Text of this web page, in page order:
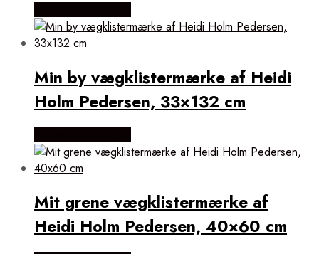
Min by vægklistermærke af Heidi
Holm Pedersen, 33×132 cm
Mit grene vægklistermærke af
Heidi Holm Pedersen, 40×60 cm